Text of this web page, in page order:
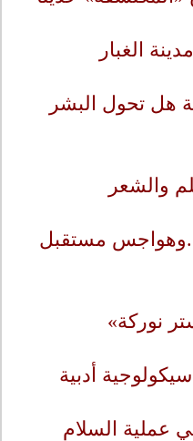
الغبار
هل تحول البشر
والشعر
مستقبل
نوركة»
أدبية
عملية السلام